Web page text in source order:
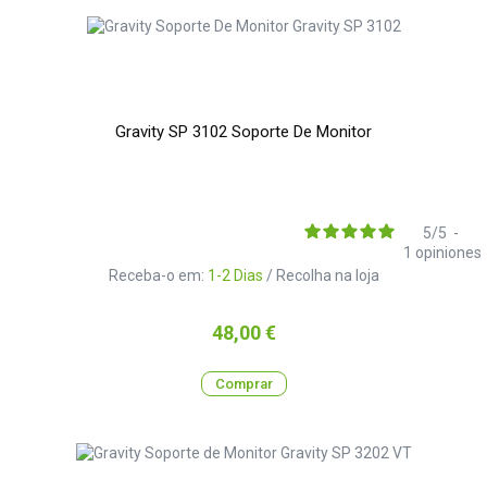
Gravity SP 3102 Soporte De Monitor
Receba-o em: 1-2 Dias / Recolha na loja
5/5 -
1 opiniones
Preço
48,00 €
Comprar